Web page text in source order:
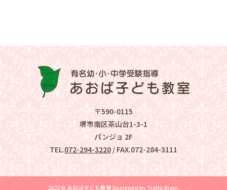
〒590-0115
堺市南区茶山台1-3-1
パンジョ 2F
TEL.072-294-3220 / FAX.072-284-3111
2022 © あおば子ども教室 Designed by Tratto Brain.